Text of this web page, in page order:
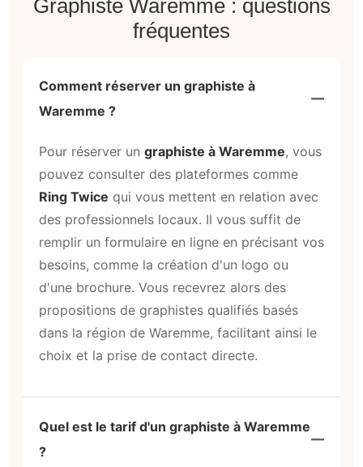
Graphiste Waremme : questions
fréquentes
Comment réserver un graphiste à
Waremme ?
Pour réserver un graphiste à Waremme, vous
pouvez consulter des plateformes comme
Ring Twice qui vous mettent en relation avec
des professionnels locaux. Il vous suffit de
remplir un formulaire en ligne en précisant vos
besoins, comme la création d'un logo ou
d'une brochure. Vous recevrez alors des
propositions de graphistes qualifiés basés
dans la région de Waremme, facilitant ainsi le
choix et la prise de contact directe.
Quel est le tarif d'un graphiste à Waremme
?